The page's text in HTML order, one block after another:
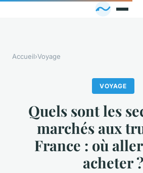
Accueil›Voyage
VOYAGE
Quels sont les
marchés aux
France : où
acheter ?